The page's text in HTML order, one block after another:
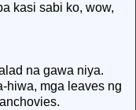
kasi sabi ko, wow,
na gawa niya.
hiwa, mga leaves ng